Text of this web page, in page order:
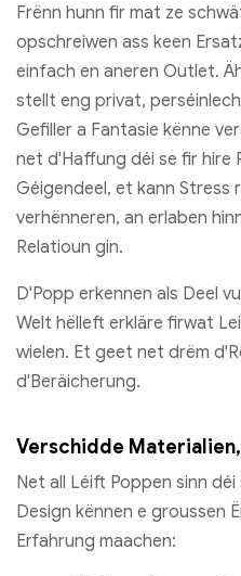
Frënn hunn fir mat ze
opschreiwen ass keen
einfach en aneren Outlet.
stellt eng privat,
Gefiller a Fantasie kënne
net d'Haffung déi se fir hire
Géigendeel, et kann Stress
verhënneren, an erlaben
Relatioun gin.
D'Popp erkennen als Deel
Welt hëlleft erkläre firwat
wielen. Et geet net drëm
d'Beräicherung.
Verschidde
Net all Léift Poppen sinn
Design kënnen e groussen
Erfahrung maachen: